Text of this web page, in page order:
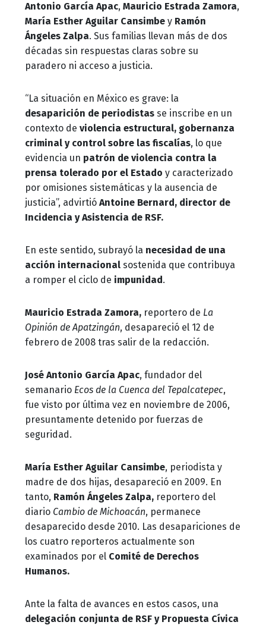
Antonio García Apac, Mauricio Estrada Zamora,
María Esther Aguilar Cansimbe y Ramón
Ángeles Zalpa. Sus familias llevan más de dos
décadas sin respuestas claras sobre su
paradero ni acceso a justicia.
“La situación en México es grave: la
desaparición de periodistas se inscribe en un
contexto de violencia estructural, gobernanza
criminal y control sobre las fiscalías, lo que
evidencia un patrón de violencia contra la
prensa tolerado por el Estado y caracterizado
por omisiones sistemáticas y la ausencia de
justicia”, advirtió Antoine Bernard, director de
Incidencia y Asistencia de RSF.
En este sentido, subrayó la necesidad de una
acción internacional sostenida que contribuya
a romper el ciclo de impunidad.
Mauricio Estrada Zamora, reportero de La
Opinión de Apatzingán, desapareció el 12 de
febrero de 2008 tras salir de la redacción.
José Antonio García Apac, fundador del
semanario Ecos de la Cuenca del Tepalcatepec,
fue visto por última vez en noviembre de 2006,
presuntamente detenido por fuerzas de
seguridad.
María Esther Aguilar Cansimbe, periodista y
madre de dos hijas, desapareció en 2009. En
tanto, Ramón Ángeles Zalpa, reportero del
diario Cambio de Michoacán, permanece
desaparecido desde 2010. Las desapariciones de
los cuatro reporteros actualmente son
examinados por el Comité de Derechos
Humanos.
Ante la falta de avances en estos casos, una
delegación conjunta de RSF y Propuesta Cívica